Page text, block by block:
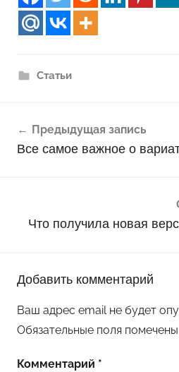
Статьи
по
Предыдущая запись
Все самое важное о
Что получила новая
Добавить комментарий
Ваш адрес email не будет
Обязательные поля помечены
Комментарий *